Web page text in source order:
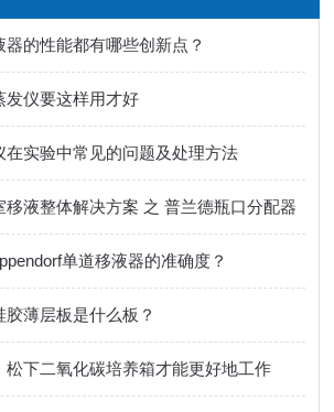
的性能都有哪些创新点？
发仪要这样用才好
在实验中常见的问题及处理方法
移液整体解决方案 之 普兰德瓶口分配器
单道移液器的准确度？
胶薄层板是什么板？
松下二氧化碳培养箱才能更好地工作